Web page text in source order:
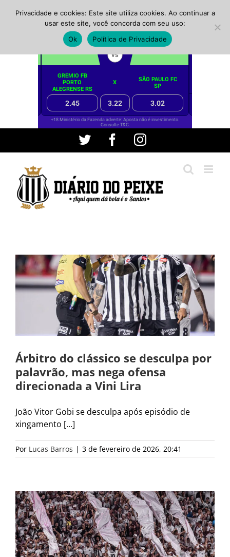
conteúdo
Twitter FacebookInstagram
Árbitro do clássico se desculpa por
palavrão, mas nega ofensa
direcionada a Vini Lira
João Vitor Gobi se desculpa após episódio de
xingamento [...]
Por Lucas Barros | 3 de fevereiro de 2026, 20:41
Privacidade e cookies: Este site utiliza cookies. Ao continuar a
usar este site, você concorda com seu uso:
Ok
Política de Privacidade